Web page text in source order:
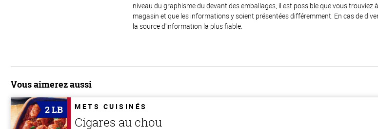
niveau du graphisme du devant des emballages, il est possible que vous trouviez
magasin et que les informations y soient présentées différemment. En cas de
la source d'information la plus fiable.
Vous aimerez aussi
2 LB METS CUISINÉS
Cigares au chou